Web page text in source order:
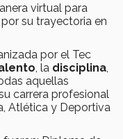
virtual para
su trayectoria en
por el Tec
, la disciplina
aquellas
carrera profesional
Atlética y Deportiva